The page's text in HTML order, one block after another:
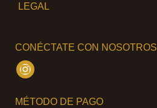
LEGAL
CONÉCTATE CON NOSOTROS
Instagram
MÉTODO DE PAGO